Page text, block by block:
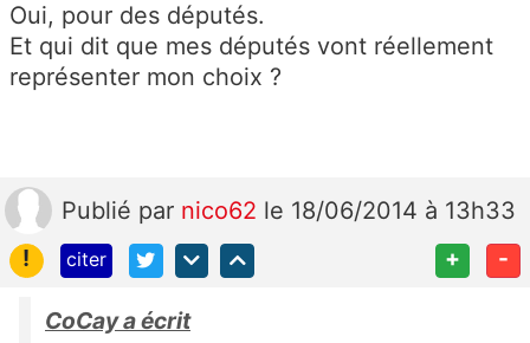
Oui, pour des députés.
Et qui dit que mes députés vont réellement
représenter mon choix ?
Publié par nico62 le 18/06/2014 à 13h33
!
citer + -
CoCay a écrit